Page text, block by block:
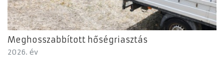
Meghosszabbított hőségriasztás
2026. év